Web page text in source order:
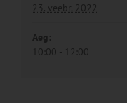
23. veebr. 2022
Aeg:
10:00 - 12:00